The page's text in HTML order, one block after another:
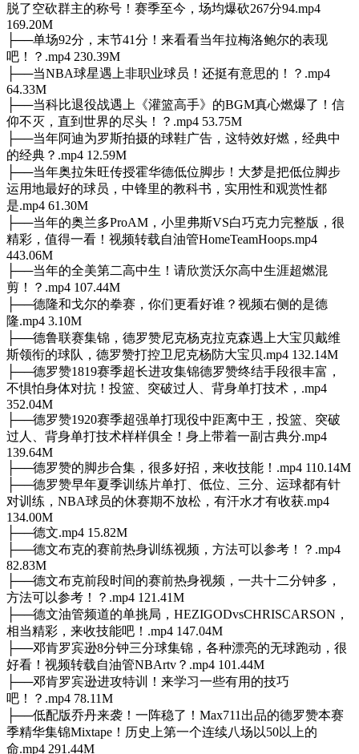
脱了空砍群主的称号！赛季至今，场均爆砍267分94.mp4
169.20M
├──单场92分，末节41分！来看看当年拉梅洛鲍尔的表现
吧！？.mp4 230.39M
├──当NBA球星遇上非职业球员！还挺有意思的！？.mp4
64.33M
├──当科比退役战遇上《灌篮高手》的BGM真心燃爆了！信
仰不灭，直到世界的尽头！？.mp4 53.75M
├──当年阿迪为罗斯拍摄的球鞋广告，这特效好燃，经典中
的经典？.mp4 12.59M
├──当年奥拉朱旺传授霍华德低位脚步！大梦是把低位脚步
运用地最好的球员，中锋里的教科书，实用性和观赏性都
是.mp4 61.30M
├──当年的奥兰多ProAM，小里弗斯VS白巧克力完整版，很
精彩，值得一看！视频转载自油管HomeTeamHoops.mp4
443.06M
├──当年的全美第二高中生！请欣赏沃尔高中生涯超燃混
剪！？.mp4 107.44M
├──德隆和戈尔的拳赛，你们更看好谁？视频右侧的是德
隆.mp4 3.10M
├──德鲁联赛集锦，德罗赞尼克杨克拉克森遇上大宝贝戴维
斯领衔的球队，德罗赞打控卫尼克杨防大宝贝.mp4 132.14M
├──德罗赞1819赛季超长进攻集锦德罗赞终结手段很丰富，
不惧怕身体对抗！投篮、突破过人、背身单打技术，.mp4
352.04M
├──德罗赞1920赛季超强单打现役中距离中王，投篮、突破
过人、背身单打技术样样俱全！身上带着一副古典分.mp4
139.64M
├──德罗赞的脚步合集，很多好招，来收技能！.mp4 110.14M
├──德罗赞早年夏季训练片单打、低位、三分、运球都有针
对训练，NBA球员的休赛期不放松，有汗水才有收获.mp4
134.00M
├──德文.mp4 15.82M
├──德文布克的赛前热身训练视频，方法可以参考！？.mp4
82.83M
├──德文布克前段时间的赛前热身视频，一共十二分钟多，
方法可以参考！？.mp4 121.41M
├──德文油管频道的单挑局，HEZIGODvsCHRISCARSON，
相当精彩，来收技能吧！.mp4 147.04M
├──邓肯罗宾逊8分钟三分球集锦，各种漂亮的无球跑动，很
好看！视频转载自油管NBArtv？.mp4 101.44M
├──邓肯罗宾逊进攻特训！来学习一些有用的技巧
吧！？.mp4 78.11M
├──低配版乔丹来袭！一阵稳了！Max711出品的德罗赞本赛
季精华集锦Mixtape！历史上第一个连续八场以50以上的
命.mp4 291.44M